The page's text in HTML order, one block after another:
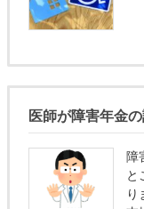
医師が障害年金
障
と
り